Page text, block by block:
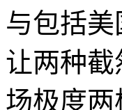
与包括
让两种
场极度两